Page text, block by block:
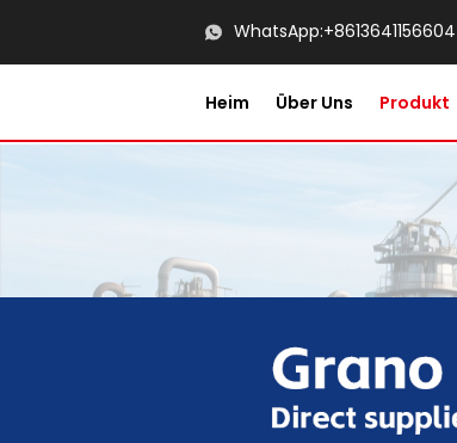
WhatsApp:+8613641156604
Heim Über Uns Produkt